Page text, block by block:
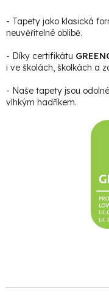
- Tapety jako klasická
neuvěřitelné oblibě.
- Díky certifikátu
i ve školách, školkách a
- Naše tapety jsou
vlhkým hadříkem.